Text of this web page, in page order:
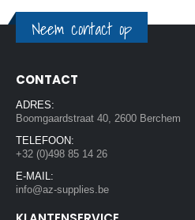
Neem contact op
CONTACT
ADRES:
Boomgaardstraat 40, 2600 Berchem
TELEFOON:
+32 (0)498 85 14 26
E-MAIL:
info@az-supplies.be